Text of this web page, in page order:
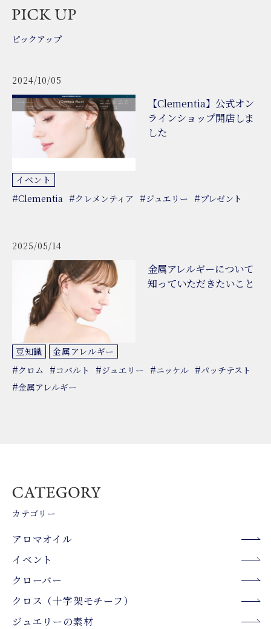
ピックアップ
2024/10/05
【Clementia】公式オン
ラインショップ開店しま
した
イベント
#Clementia #クレメンティア #ジュエリー #プレゼント
2025/05/14
金属アレルギーについて
知っていただきたいこと
豆知識 金属アレルギー
#クロム #コバルト #ジュエリー #ニッケル #パッチテスト
#金属アレルギー
カテゴリー
アロマオイル
イベント
クローバー
クロス（十字架モチーフ）
ジュエリーの素材